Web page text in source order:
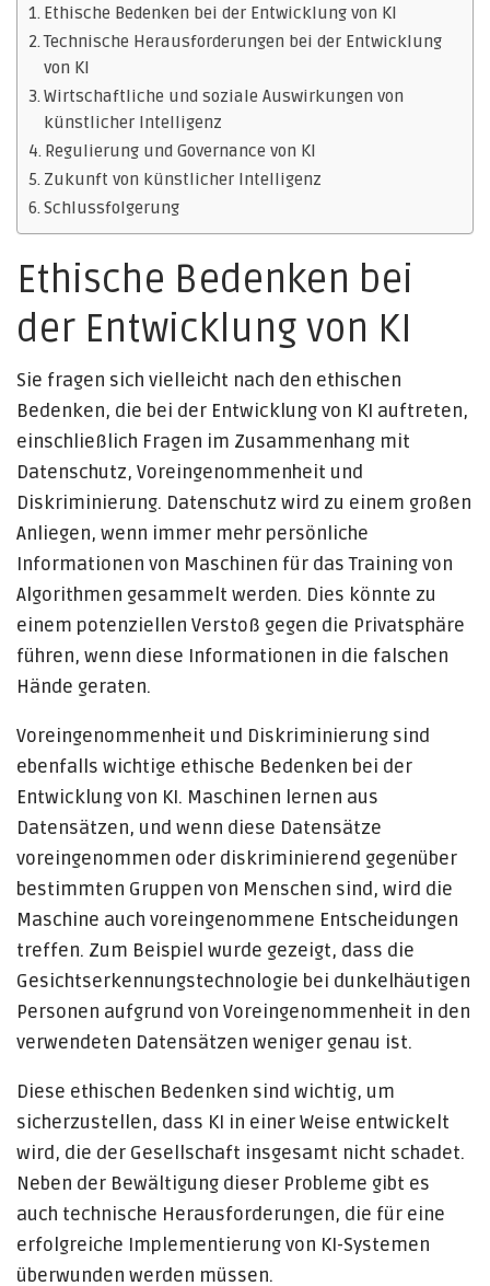
Ethische Bedenken bei der Entwicklung von KI
Technische Herausforderungen bei der Entwicklung
von KI
Wirtschaftliche und soziale Auswirkungen von
künstlicher Intelligenz
Regulierung und Governance von KI
Zukunft von künstlicher Intelligenz
Schlussfolgerung
Ethische Bedenken bei
der Entwicklung von KI
Sie fragen sich vielleicht nach den ethischen
Bedenken, die bei der Entwicklung von KI auftreten,
einschließlich Fragen im Zusammenhang mit
Datenschutz, Voreingenommenheit und
Diskriminierung. Datenschutz wird zu einem großen
Anliegen, wenn immer mehr persönliche
Informationen von Maschinen für das Training von
Algorithmen gesammelt werden. Dies könnte zu
einem potenziellen Verstoß gegen die Privatsphäre
führen, wenn diese Informationen in die falschen
Hände geraten.
Voreingenommenheit und Diskriminierung sind
ebenfalls wichtige ethische Bedenken bei der
Entwicklung von KI. Maschinen lernen aus
Datensätzen, und wenn diese Datensätze
voreingenommen oder diskriminierend gegenüber
bestimmten Gruppen von Menschen sind, wird die
Maschine auch voreingenommene Entscheidungen
treffen. Zum Beispiel wurde gezeigt, dass die
Gesichtserkennungstechnologie bei dunkelhäutigen
Personen aufgrund von Voreingenommenheit in den
verwendeten Datensätzen weniger genau ist.
Diese ethischen Bedenken sind wichtig, um
sicherzustellen, dass KI in einer Weise entwickelt
wird, die der Gesellschaft insgesamt nicht schadet.
Neben der Bewältigung dieser Probleme gibt es
auch technische Herausforderungen, die für eine
erfolgreiche Implementierung von KI-Systemen
überwunden werden müssen.